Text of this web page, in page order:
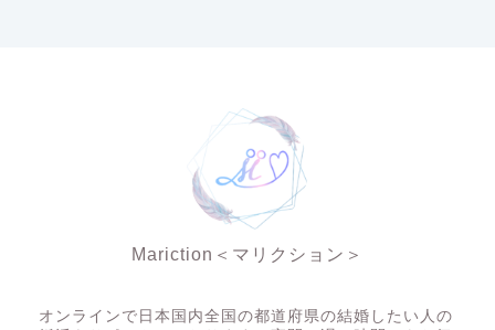
Mariction＜マリクション＞
オンラインで日本国内全国の都道府県の結婚したい人の